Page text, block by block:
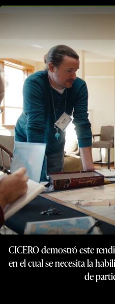
CICERO demostró este
en el cual se necesita la
de